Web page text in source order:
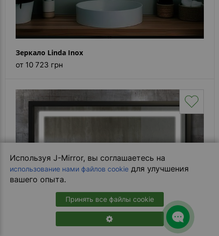
Используя J-Mirror, вы соглашаетесь на
использование нами файлов cookie для улучшения
вашего опыта.
Принять все файлы cookie
Зеркало Linda Inox
от 10 723 грн